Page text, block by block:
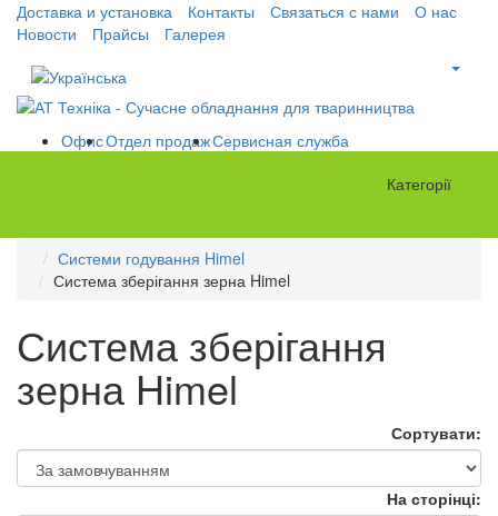
Доставка и установка Контакты Связаться с нами
О нас
Новости
Прайсы Галерея
ОфисОтдел продажСервисная служба
Категорії
Системи годування Himel
Система зберігання зерна Himel
Система зберігання
зерна Himel
Сортувати:
На сторінці: